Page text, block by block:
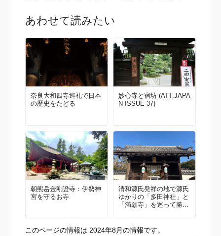
あわせて読みたい
奈良大和四寺巡礼で日本
の歴史をたどる
妙心寺と宿坊 (ATT.JAPA
N ISSUE 37)
朝熊岳金剛證寺：伊勢神
宮を守るお寺
清和源氏発祥の地で源氏
ゆかりの「多田神社」と
「満願寺」を巡って勝運
このページの情報は 2024年8月の情報です。